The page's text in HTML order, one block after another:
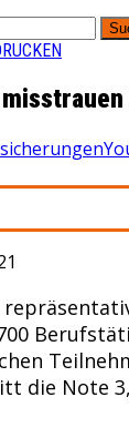
die Note